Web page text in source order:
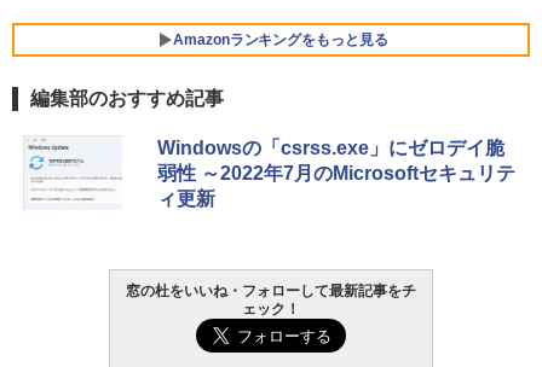
Amazonランキングをもっと見る
Robloxギフトカード - 800 Robux 【限
定バーチャルアイテムを含む】 【オンラ
インゲームコード】 ロブロックス | オン
ラインコード版
Robloxギフトカード - 2,000 Robux 【限
定バーチャルアイテムを含む】 【オンラ
インゲームコード】 ロブロックス | オン
生成AIパスポート公式テキスト 第４版
￥1,766
AIイラスト表現辞典: 思い通りの絵を引き
出す プロンプトの言葉 AI画像生成シリー
ズ (はぴーイラストLabo)
Amazon Kindle Paperwhite (16GB) 7イ
ンチディスプレイ、色調調節ライト、12
週間持続バッテリー、広告なし、ブラッ
ク
Amazon Kindle - 目に優しい、かさばら
ない、大きな画面で読みやすい、6週間持
続バッテリー、6インチディスプレイ電子
編集部のおすすめ記事
Windowsの「csrss.exe」にゼロデイ脆
弱性 ～2022年7月のMicrosoftセキュリテ
ィ更新
窓の杜をいいね・フォローして最新記事をチ
ェック！